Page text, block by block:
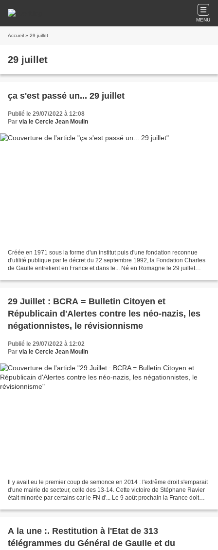
MENU
Accueil » 29 juillet
29 juillet
ça s'est passé un... 29 juillet
Publié le 29/07/2022 à 12:08
Par via le Cercle Jean Moulin
Créée en 1971 sous la forme d'un institut puis d'une fondation reconnue
d'utilité publique par le décret du 22 septembre 1992, la Fondation Charles
de Gaulle entretient en France et dans le... Né en Romagne le 29 juillet
29 Juillet : BCRA = Bulletin Citoyen et
Républicain d'Alertes contre les néo-nazis, les
négationnistes, le révisionnisme
Publié le 29/07/2022 à 12:02
Par via le Cercle Jean Moulin
Il y avait eu le premier coup de semonce en 2014 : l'extrême droit s'emparait
d'une mairie de secteur, celle des 13-14. Cette victoire de Stéphane Ravier
était minorée par certains car le FN d'... Le 9 août prochain la France doit
A la une :. Restitution à l'Etat de 313
télégrammes du Général de Gaulle et du